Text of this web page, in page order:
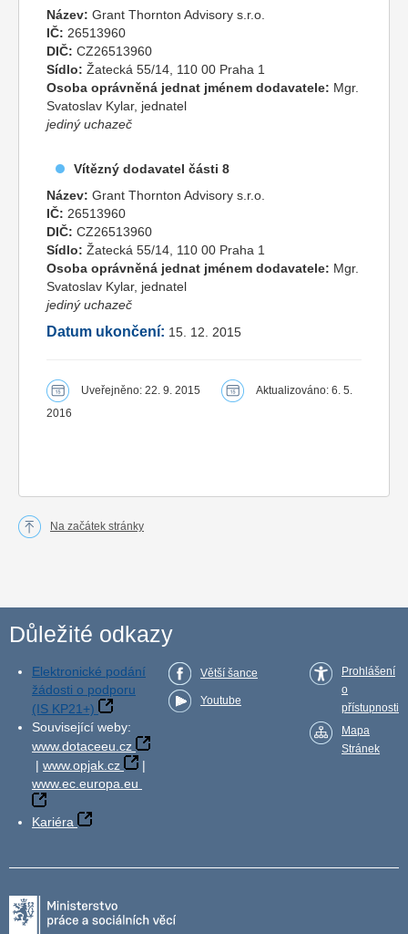
Název: Grant Thornton Advisory s.r.o.
IČ: 26513960
DIČ: CZ26513960
Sídlo: Žatecká 55/14, 110 00 Praha 1
Osoba oprávněná jednat jménem dodavatele: Mgr.
Svatoslav Kylar, jednatel
jediný uchazeč
Vítězný dodavatel části 8
Název: Grant Thornton Advisory s.r.o.
IČ: 26513960
DIČ: CZ26513960
Sídlo: Žatecká 55/14, 110 00 Praha 1
Osoba oprávněná jednat jménem dodavatele: Mgr.
Svatoslav Kylar, jednatel
jediný uchazeč
Datum ukončení: 15. 12. 2015
Uveřejněno: 22. 9. 2015
Aktualizováno: 6. 5.
2016
Na začátek stránky
Důležité odkazy
Elektronické podání
žádosti o podporu
(IS KP21+)
Související weby:
www.dotaceeu.cz
| www.opjak.cz
|
www.ec.europa.eu
Kariéra
Větší šance
Youtube
Prohlášení
o
přístupnosti
Mapa
Stránek